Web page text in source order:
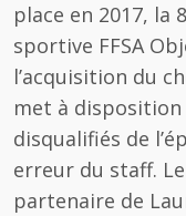
place en 2017, la
sportive FFSA
l’acquisition du
met à disposition
disqualifiés de
erreur du staff.
partenaire de